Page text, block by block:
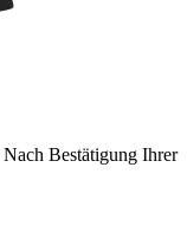
Nach Bestätigung Ihrer